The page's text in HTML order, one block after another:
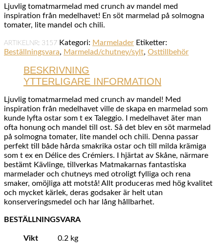
Ljuvlig tomatmarmelad med crunch av mandel med
inspiration från medelhavet! En söt marmelad på solmogna
tomater, lite mandel och chili.
ARTIKELNR: 3157 Kategori: Marmelader Etiketter:
Beställningsvara, Marmelad/chutney/sylt, Osttillbehör
BESKRIVNING
YTTERLIGARE INFORMATION
Ljuvlig tomatmarmelad med crunch av mandel! Med
inspiration från medelhavet ville de skapa en marmelad som
kunde lyfta ostar som t ex Taleggio. I medelhavet äter man
ofta honung och mandel till ost. Så det blev en söt marmelad
på solmogna tomater, lite mandel och chili. Denna passar
perfekt till både hårda smakrika ostar och till milda krämiga
som t ex en Délice des Crémiers. I hjärtat av Skåne, närmare
bestämt Kävlinge, tillverkas Matmakarnas fantastiska
marmelader och chutneys med otroligt fylliga och rena
smaker, omöjliga att motstå! Allt produceras med hög kvalitet
och mycket kärlek, deras godsaker är helt utan
konserveringsmedel och har lång hållbarhet.
BESTÄLLNINGSVARA
Vikt 0.2 kg